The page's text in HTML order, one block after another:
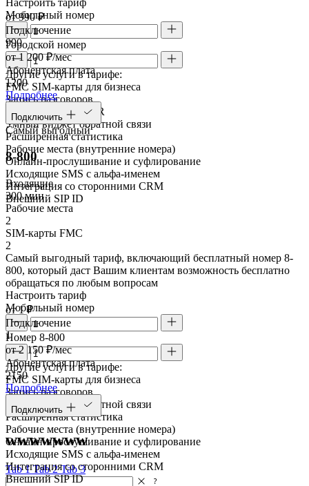
Мобильный номер
Городской номер
Другие услуги в тарифе:
FMC SIM-карты для бизнеса
Запись разговоров
Голосовое меню IVR
Умный виджет обратной связи
Расширенная статистика
Рабочие места (внутренние номера)
Онлайн-прослушивание и суфлирование
Исходящие SMS с альфа-именем
Интеграция со сторонними CRM
Внешний SIP ID
от 990 ₽
Подключение
990
от 1 200 ₽/мес
Абонентская плата
1200
Подробнее
Подключить
Самый выгодный
8-800
Входящие
300 мин
Рабочие места
2
SIM-карты FMC
2
Самый выгодный тариф, включающий бесплатный номер 8-
800, который даст Вашим клиентам возможность бесплатно
обращаться по любым вопросам
Настроить тариф
Мобильный номер
Номер 8-800
Другие услуги в тарифе:
FMC SIM-карты для бизнеса
Запись разговоров
Умный виджет обратной связи
Расширенная статистика
Рабочие места (внутренние номера)
Онлайн-прослушивание и суфлирование
Исходящие SMS с альфа-именем
Интеграция со сторонними CRM
Внешний SIP ID
от 1 ₽
Подключение
1
от 2 150 ₽/мес
Абонентская плата
2150
Подробнее
Подключить
wwwwwww
Tab 1Tab 2Tab 3